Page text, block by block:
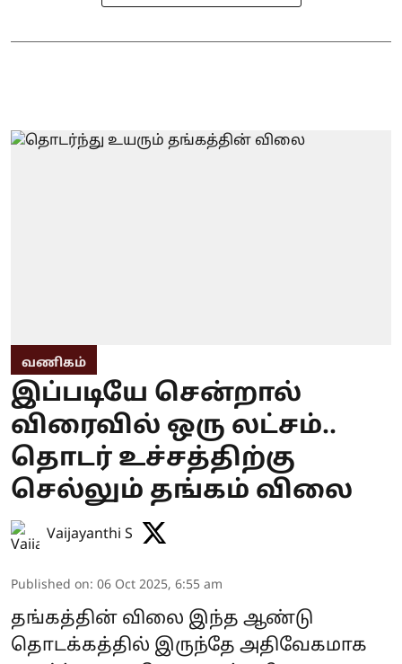
வணிகம்
இப்படியே சென்றால்
விரைவில் ஒரு லட்சம்..
தொடர் உச்சத்திற்கு
செல்லும் தங்கம் விலை
Vaijayanthi S
Published on: 06 Oct 2025, 6:55 am
தங்கத்தின் விலை இந்த ஆண்டு
தொடக்கத்தில் இருந்தே அதிவேகமாக